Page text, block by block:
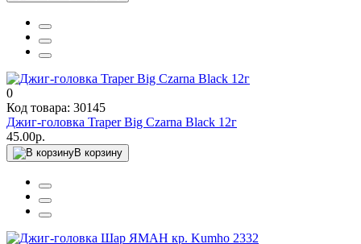
0
Код товара: 30145
Джиг-головка Traper Big Czarna Black 12г
45.00р.
В корзину